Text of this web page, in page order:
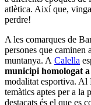
atlètica. Així que,
perdre!
A les comarques de
persones que caminen
muntanya. A Calella
municipi homologat
modalitat esportiva. Al
temàtics aptes per a la
destacats és el que es